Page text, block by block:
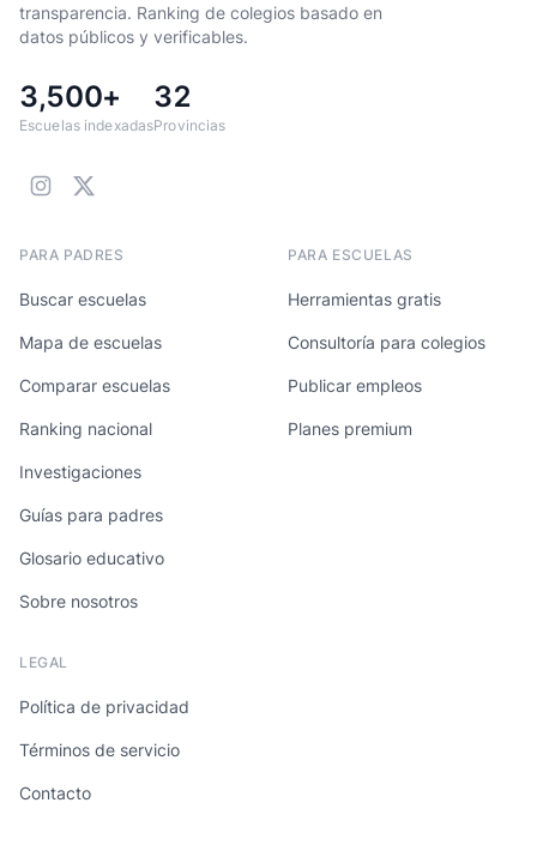
transparencia. Ranking de colegios basado en
datos públicos y verificables.
3,500+
Escuelas indexadas
32
Provincias
PARA PADRES
Buscar escuelas
Mapa de escuelas
Comparar escuelas
Ranking nacional
Investigaciones
Guías para padres
Glosario educativo
Sobre nosotros
PARA ESCUELAS
Herramientas gratis
Consultoría para colegios
Publicar empleos
Planes premium
LEGAL
Política de privacidad
Términos de servicio
Contacto